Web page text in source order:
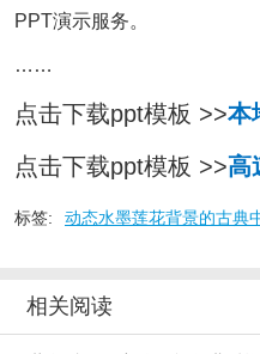
PPT演示服务。
……
点击下载ppt模板 >>本
点击下载ppt模板 >>高
标签: 动态水墨莲花背景的古典
相关阅读